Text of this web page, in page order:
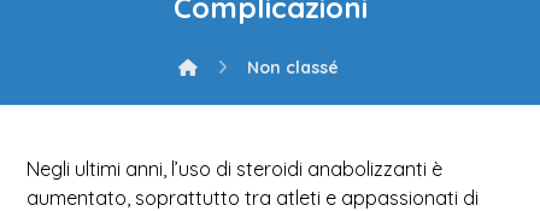
Complicazioni
Non classé
Negli ultimi anni, l’uso di steroidi anabolizzanti è
aumentato, soprattutto tra atleti e appassionati di